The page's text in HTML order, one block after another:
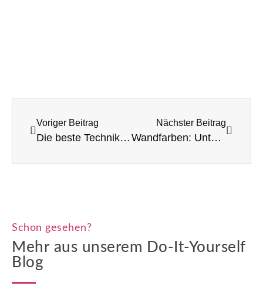
Voriger Beitrag
Die beste Technik zum Abkleben von Fenstern und Türen
Nächster Beitrag
Wandfarben: Unterschied zwischen Dispersions- und Latexfarbe
Schon gesehen?
Mehr aus unserem Do-It-Yourself
Blog